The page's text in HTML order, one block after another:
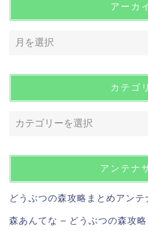
アーカ
カテゴ
アンテナ
どうぶつの森攻略まとめアンテ
森あんてな – どうぶつの森攻